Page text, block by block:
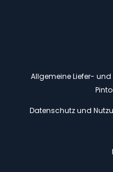
Allgemeine Liefer-
Datenschutz und